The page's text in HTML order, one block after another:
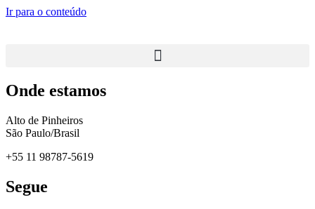
Ir para o conteúdo
Onde estamos
Alto de Pinheiros
São Paulo/Brasil
+55 11 98787-5619
Segue